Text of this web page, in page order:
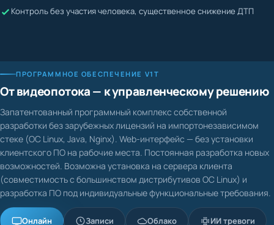
Контроль без участия человека, существенное снижение ДТП
От видеопотока — к управленческому решению
разработки без зарубежных лицензий на импортонезависимом
стеке (ОС Linux, Java, Nginx). Web-интерфейс — без установки
клиентского ПО на рабочие места. Постоянная разработка новых
возможностей. Возможна установка на сервера клиента
(совместимость с большинством дистрибутивов ОС Linux) и
разработка ПО под индивидуальные функциональные требования.